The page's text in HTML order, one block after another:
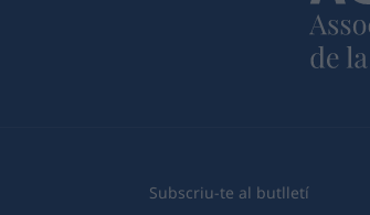
Subscriu-te al butlletí